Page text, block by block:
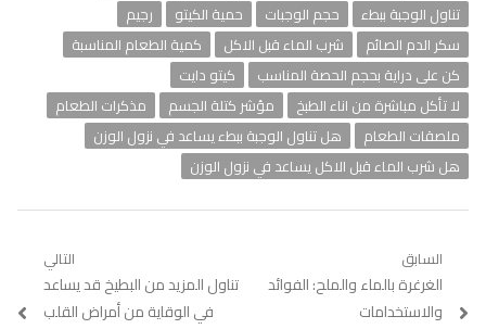
تناول الوجبة ببطء
حجم الوجبات حمية الكيتو
رجيم
سكر الدم الصائم
شرب الماء قبل الاكل
كمية الطعام المناسبة
كن على دراية بحجم الحصة المناسب
كيتو دايت
لا تأكل مباشرة من اناء الطبخ
مؤشر كتلة الجسم
مذكرات الطعام
ملصقات الطعام
هل تناول الوجبة ببطء يساعد في نزول الوزن
هل شرب الماء قبل الاكل يساعد في نزول الوزن
تصفّح
المقالات
السابق
Previous
post:
الغرغرة بالماء والملح: الفوائد
والاستخدامات
التالي
Next
post:
تناول المزيد من البطيخ قد يساعد
في الوقاية من أمراض القلب